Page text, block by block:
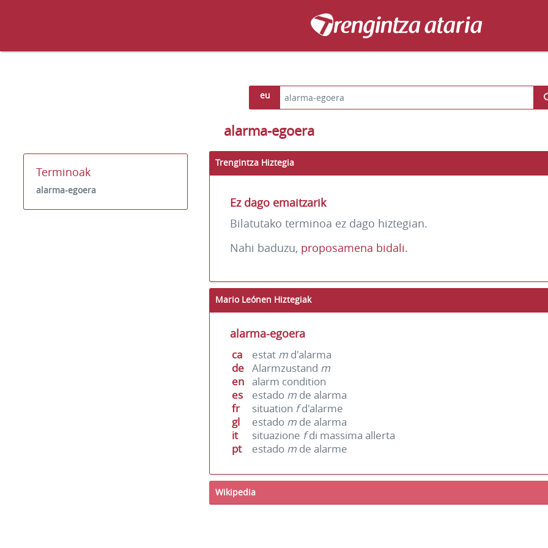
eu
Terminoak
alarma-egoera
alarma-egoera
Trengintza Hiztegia
Ez dago emaitzarik
Bilatutako terminoa ez dago hiztegian.
Nahi baduzu, proposamena bidali.
Mario Leónen Hiztegiak
alarma-egoera
ca estat m d'alarma
de Alarmzustand m
en alarm condition
es
estado m de alarma
fr
situation fd'alarme
gl
estado m de alarma
it
situazione fdi massima allerta
pt
estado m de alarme
Wikipedia